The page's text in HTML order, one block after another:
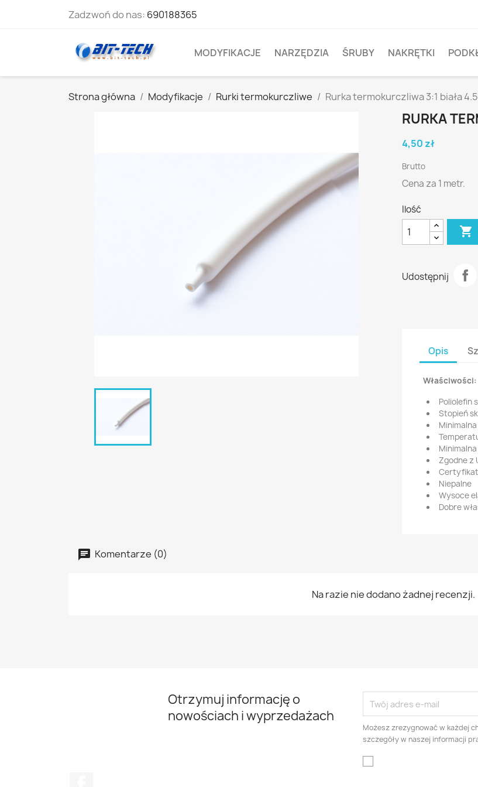
Zadzwoń do nas: 690188365
MODYFIKACJE NARZĘDZIA ŚRUBY NAKRĘTKI
Strona główna Modyfikacje Rurki termokurczliwe Rurka termokurczliwa 3:1 biała
RURKA
4,50 zł
Brutto
Cena za 1 metr.
Ilość

Udostępnij
Opis
Właściwości:
Poliolefin
Stopień
Zgodne z
Certyfikat
Niepalne
Wysoce
Dobre
Komentarze (0)
Na razie nie dodano żadnej recenzji.
Otrzymuj informację o
nowościach i wyprzedażach
Możesz zrezygnować w każdej
szczegóły w naszej informacji